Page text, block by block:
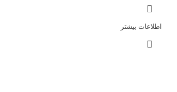
اطلاعات بیشتر